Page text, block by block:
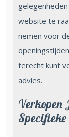
website te
nemen voor
terecht kunt
advies.
Verkopen